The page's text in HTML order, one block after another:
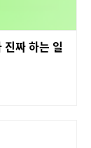
짜 하는 일